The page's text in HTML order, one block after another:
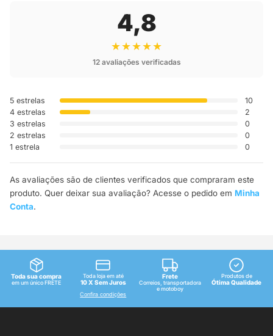
4,8
★★★★★
12 avaliações verificadas
5 estrelas
10
4 estrelas
2
3 estrelas
0
2 estrelas
0
1 estrela
0
As avaliações são de clientes verificados que compraram este
produto. Quer deixar sua avaliação? Acesse o pedido em Minha
Conta.
Toda sua compra
em um único FRETE
Toda loja em até
10 X Sem Juros
Confira condições
Frete
Correios, transportadora
e motoboy
Produtos de
Ótima Qualidade